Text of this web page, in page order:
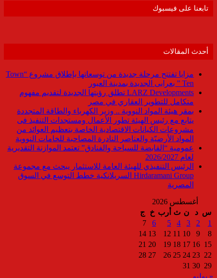
تابعنا على فيسبوك
أحدث المقالات
مزايا تفتتح مرحلة جديدة من توسعاتها بإطلاق مشروع “Town
Ten ” بعرابى الجديدة بمدينة العبور
LARZ Developments تطلق رؤيتها الجديدة لتقديم مفهوم
متكامل للتطوير العقاري في مصر
بمقر هيئة المواد النووية .. وزير الكهرباء والطاقة المتجددة
يتابع مع رئيس الهيئة تطور الأعمال ومستجدات التنفيذ فى
مشروعات الكيانات الاقتصادية الخاصة بتعظيم العوائد من
المواد الأرضيّة والعناصر النادرة المصاحبة للخامات النووية
عمومية “القابضة للسياحة والفنادق” تعتمد الموازنة التقديرية
لعام 2026/2027
الرئيس التنفيذي للهيئة العامة للاستثمار يبحث مع مجموعة
Hirdaramani Group السريلانكية خطط التوسع في السوق
المصرية
أغسطس 2026
س د ن ث أرب خ
ج
1
2
3
4
5
6
7
8
9
10
11
12
13
14
15
16
17
18
19
20
21
22
23
24
25
26
27
28
29
30
31
« يوليو